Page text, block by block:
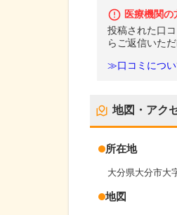
医療機関の
投稿された口
らご返信いただ
≫口コミについ
地図・アク
所在地
大分県大分市大
地図